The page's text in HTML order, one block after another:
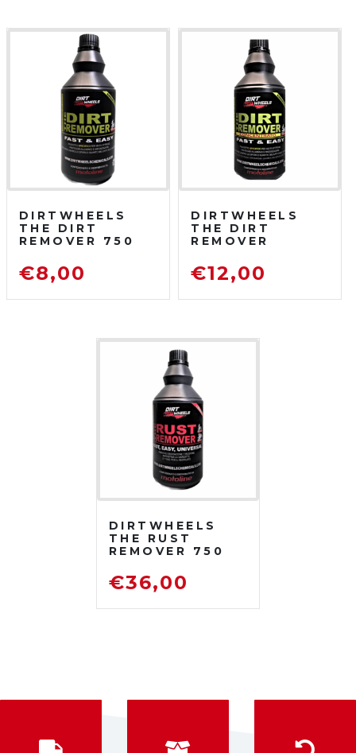
DIRTWHEELS
THE DIRT
REMOVER 750
SGRASSATORE
DETERGENTE
€8,00
DIRTWHEELS
THE DIRT
REMOVER
750 ML
SGRASSATORE
€12,00
DIRTWHEELS
THE RUST
REMOVER 750
DISOSSIDANTE
RIMUOVI
€36,00